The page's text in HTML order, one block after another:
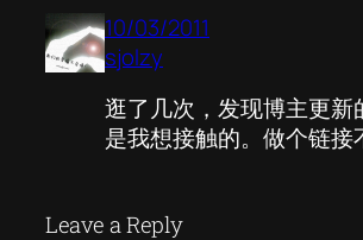
10/03/2011
sjolzy
逛了几次，发现博主更新
是我想接触的。做个链接
Leave a Reply